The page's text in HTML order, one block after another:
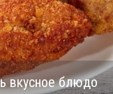
вкусное блюдо